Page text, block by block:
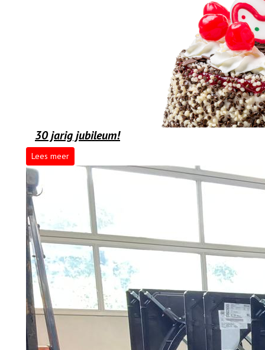
30 jarig jubileum!
Lees meer